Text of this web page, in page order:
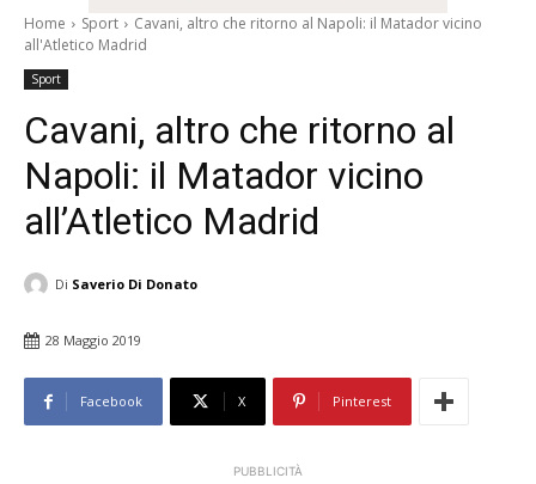
Home Sport
Cavani, altro che ritorno al Napoli: il Matador vicino
all'Atletico Madrid
Sport
Cavani, altro che ritorno al
Napoli: il Matador vicino
all’Atletico Madrid
Di Saverio Di Donato
28 Maggio 2019
Facebook X Pinterest
PUBBLICITÀ